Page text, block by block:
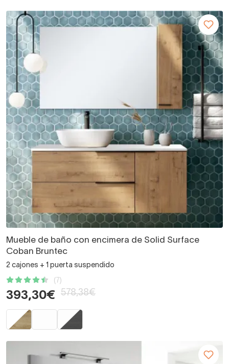
Mueble de baño con encimera de Solid Surface
Coban Bruntec
2 cajones + 1 puerta suspendido
(7)
393,30€ 578,38€